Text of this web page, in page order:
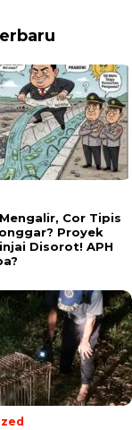
Cor Tipis
Proyek
Disorot! APH